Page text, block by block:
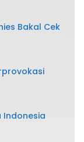
Bakal Cek
Indonesia